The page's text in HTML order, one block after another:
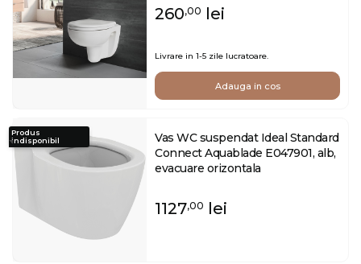
260,00 lei
Livrare in 1-5 zile lucratoare.
Adauga in cos
Vas WC suspendat Ideal Standard
Connect Aquablade E047901, alb,
evacuare orizontala
1127,00 lei
Produs
indisponibil